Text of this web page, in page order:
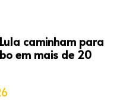
caminham para
em mais de 20